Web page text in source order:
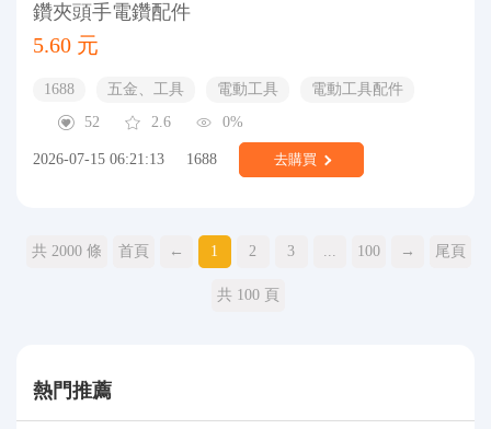
鑽夾頭手電鑽配件
5.60 元
1688 五金、工具 電動工具
電動工具配件
52
2.6 0%
2026-07-15 06:21:13 1688 去購買
共 2000 條 首頁 ← 1 2 3 ... 100 → 尾頁
共 100 頁
熱門推薦